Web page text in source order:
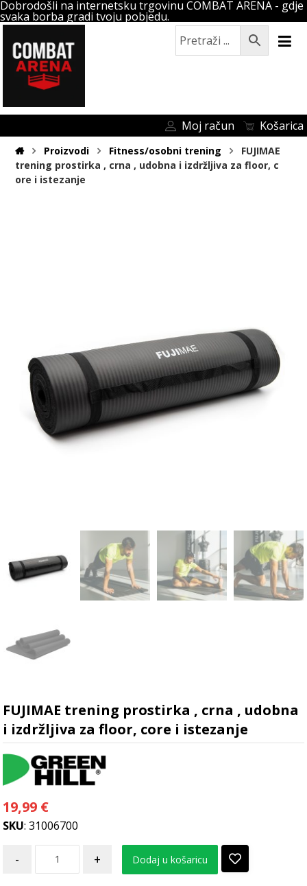
Dobrodošli na internetsku trgovinu COMBAT ARENA - gdje
svaka borba gradi tvoju pobjedu.
Moj račun Košarica
Proizvodi Fitness/osobni trening
FUJIMAE
trening prostirka , crna , udobna i izdržljiva za floor, c
ore i istezanje
FUJIMAE trening prostirka , crna , udobna
i izdržljiva za floor, core i istezanje
19,99 €
SKU: 31006700
- + Dodaj u košaricu